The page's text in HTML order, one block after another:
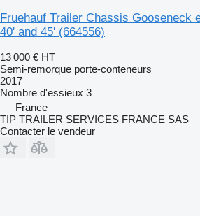
Fruehauf Trailer Chassis Gooseneck
40' and 45' (664556)
13 000 € HT
Semi-remorque porte-conteneurs
2017
Nombre d'essieux 3
France
TIP TRAILER SERVICES FRANCE SAS
Contacter le vendeur